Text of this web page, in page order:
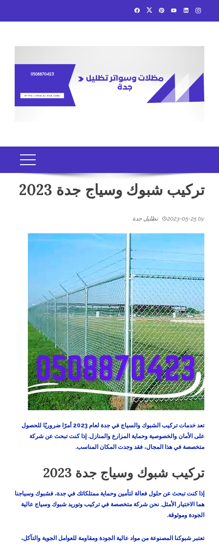
تركيب شبوك وسياج جدة 2023
2023-05-25 by تظليل جدة
تعد خدماتتركيب الشبوك والسياج في جدة
لعام 2023 أمرًا ضروريًا للحصول
على الأمان والخصوصية وحماية المزارع والمنازل. إذا كنت تبحث عن شركة
متخصصة في هذا المجال، فقد وجدت المكان المناسب.
تركيب شبوك وسياج جدة 2023
إذا كنت تبحث عن حلول فعالة لتأمين وحماية ممتلكاتك في جدة، فشبوك وسياجنا
هما الاختيار الأمثل. نحن شركة متخصصة في تركيب وتوريد شبوك وسياج عالية
الجودة وموثوقة.
تعتبر شبوكنا المصنوعة من مواد عالية الجودة ومقاومة للعوامل الجوية والتآكل،